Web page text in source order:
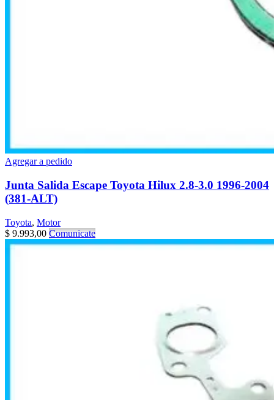
Agregar a pedido
Junta Salida Escape Toyota Hilux 2.8-3.0 1996-2004
(381-ALT)
Toyota, Motor
$ 9.993,00 Comunicate